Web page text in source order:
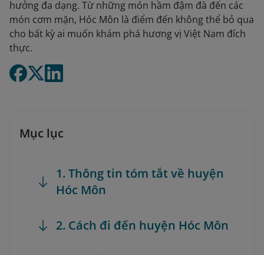
hưởng đa dạng. Từ những món hầm đậm đà đến các
món cơm mặn, Hóc Môn là điểm đến không thể bỏ qua
cho bất kỳ ai muốn khám phá hương vị Việt Nam đích
thực.
Mục lục
1. Thông tin tóm tắt về huyện
Hóc Môn
2. Cách đi đến huyện Hóc Môn